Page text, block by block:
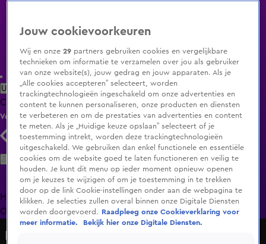
Uitzending Gemist Populaire programma's Zenders Genres
ClipsFilmsRadioSmart TV inlogShop
Volg KIJK
Zoeken
HomeUitzending Gemist Programma's De Bondgenoten
OranjezomerLivestreamsShop
Jouw cookievoorkeuren
Wij en onze29 partners gebruiken cookies en vergelijkbare
technieken om informatie te verzamelen over jou als gebruiker
van onze website(s), jouw gedrag en jouw apparaten. Als je
„Alle cookies accepteren” selecteert, worden
trackingtechnologieën ingeschakeld om onze advertenties en
content te kunnen personaliseren, onze producten en diensten
te verbeteren en om de prestaties van advertenties en content
te meten. Als je „Huidige keuze opslaan” selecteert of je
toestemming intrekt, worden deze trackingtechnologieën
uitgeschakeld. We gebruiken dan enkel functionele en essentiële
cookies om de website goed te laten functioneren en veilig te
houden. Je kunt dit menu op ieder moment opnieuw openen
om je keuzes te wijzigen of om je toestemming in te trekken
door op de link Cookie-instellingen onder aan de webpagina te
klikken. Je selecties zullen overal binnen onze Digitale Diensten
worden doorgevoerd.
Raadpleeg onze Cookieverklaring voor
meer informatie.
Bekijk hier onze Digitale Diensten.